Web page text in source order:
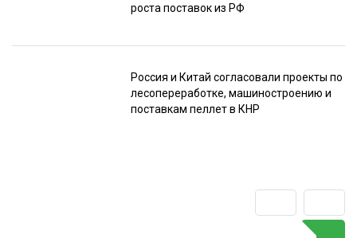
роста поставок из РФ
Россия и Китай согласовали проекты по
лесопереработке, машиностроению и
поставкам пеллет в КНР